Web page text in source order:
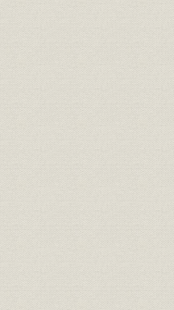
での足どり
ンテナ体制の整備と経営の多角化
経営方針と経営組織
の展開と専用船の拡充
支えた非営業部門
務
の対応―低成長経済のなかでの経営
る環境の変化
下の経営方針と経営組織
の経営
対応する非営業部門